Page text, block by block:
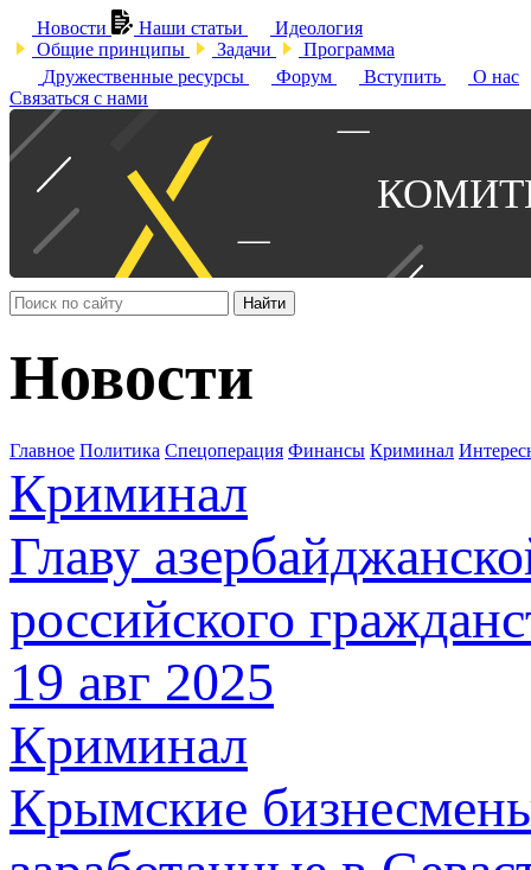
Новости Наши статьи
Идеология
Общие принципы
Задачи
Программа
Дружественные ресурсы
Форум Вступить
О нас
Связаться с нами
Найти
Новости
Главное Политика Спецоперация Финансы Криминал
Криминал
Главу
российского
19 авг 2025
Криминал
Крымские